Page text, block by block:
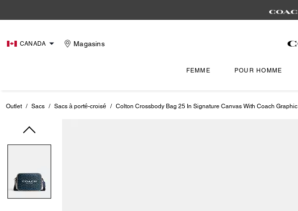
CANADA Magasins
FEMME POUR HOMME
Outlet / Sacs / Sacs à porté-croisé / Colton Crossbody Bag 25 In Signature Canvas With Coach Graphic